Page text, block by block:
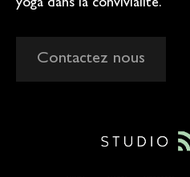
yoga dans la convivialité.
Contactez nous